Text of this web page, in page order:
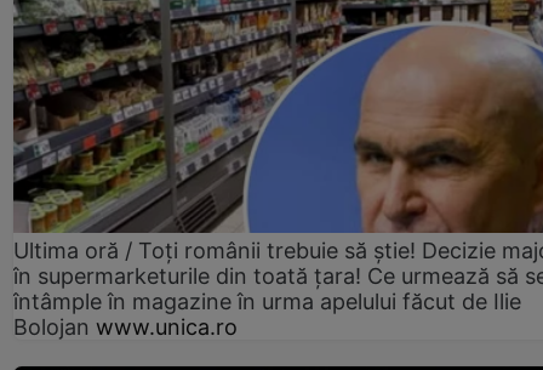
Ultima oră / Toți românii trebuie să știe! Decizie
în supermarketurile din toată țara! Ce urmează să
întâmple în magazine în urma apelului făcut de Ilie
Bolojan www.unica.ro